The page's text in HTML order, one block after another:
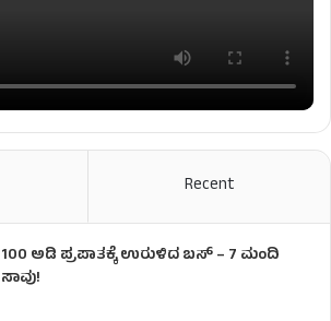
Recent
100 ಅಡಿ ಪ್ರಪಾತಕ್ಕೆ ಉರುಳಿದ ಬಸ್‌ – 7 ಮಂದಿ
ಸಾವು!